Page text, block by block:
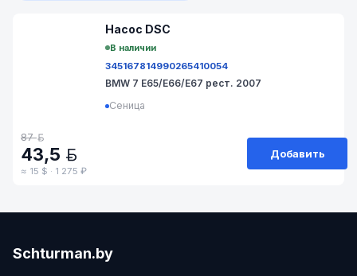
Насос DSC
В наличии
345167814990265410054
BMW 7 E65/E66/E67 рест. 2007
Сеница
87
43,5
≈ 15 $ · 1 275 ₽
Добавить
Schturman.by